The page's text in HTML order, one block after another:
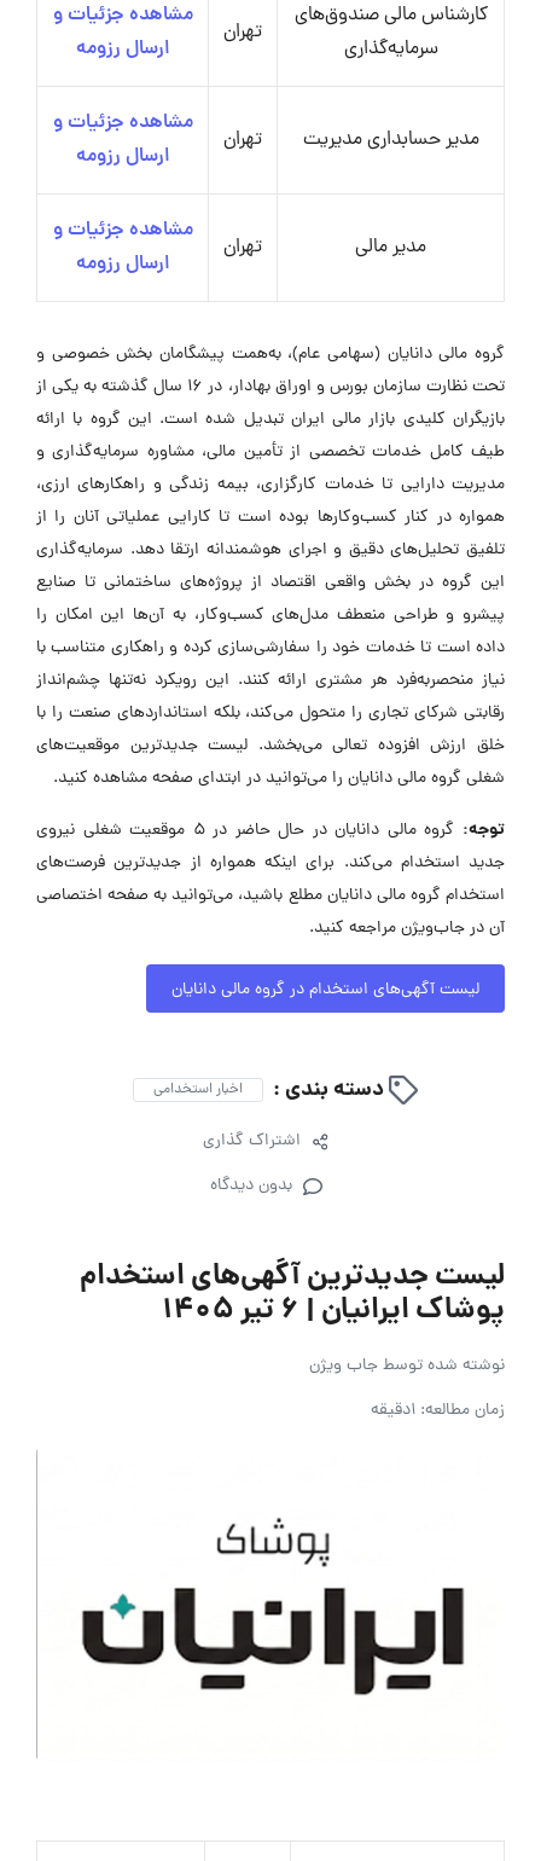
کارشناس مالی صندوق‌های
سرمایه‌گذاری
تهران
مشاهده جزئیات و
ارسال رزومه
مدیر حسابداری مدیریت تهران
مشاهده جزئیات و
ارسال رزومه
مدیر مالی تهران
مشاهده جزئیات و
ارسال رزومه
گروه مالی دانایان (سهامی عام)، به‌همت پیشگامان بخش خصوصی و
تحت نظارت سازمان بورس و اوراق بهادار، در 16 سال گذشته به یکی از
بازیگران کلیدی بازار مالی ایران تبدیل شده است. این گروه با ارائه
طیف کامل خدمات تخصصی از تأمین مالی، مشاوره سرمایه‌گذاری و
مدیریت دارایی تا خدمات کارگزاری، بیمه زندگی و راهکارهای ارزی،
همواره در کنار کسب‌وکارها بوده است تا کارایی عملیاتی آنان را از
تلفیق تحلیل‌های دقیق و اجرای هوشمندانه ارتقا دهد. سرمایه‌گذاری
این گروه در بخش واقعی اقتصاد از پروژه‌های ساختمانی تا صنایع
پیشرو و طراحی منعطف مدل‌های کسب‌وکار، به آن‌ها این امکان را
داده است تا خدمات خود را سفارشی‌سازی کرده و راهکاری متناسب با
نیاز منحصربه‌فرد هر مشتری ارائه کنند. این رویکرد نه‌تنها چشم‌انداز
رقابتی شرکای تجاری را متحول می‌کند، بلکه استانداردهای صنعت را با
خلق ارزش افزوده تعالی می‌بخشد. لیست جدیدترین موقعیت‌های
شغلی گروه مالی دانایان را می‌توانید در ابتدای صفحه مشاهده کنید.
توجه:
گروه مالی دانایان در حال حاضر در ۵ موقعیت شغلی نیروی
جدید استخدام می‌کند. برای اینکه همواره از جدیدترین فرصت‌های
استخدام گروه مالی دانایان مطلع باشید، می‌توانید به صفحه اختصاصی
آن در جاب‌ویژن مراجعه کنید.
لیست آگهی‌های استخدام در گروه مالی دانایان
دسته بندی : اخبار استخدامی
اشتراک گذاری
بدون دیدگاه
لیست جدیدترین آگهی‌های استخدام
پوشاک ایرانیان | ۶ تیر ۱۴۰۵
نوشته شده توسطجاب ویژن
زمان مطالعه: 1دقیقه